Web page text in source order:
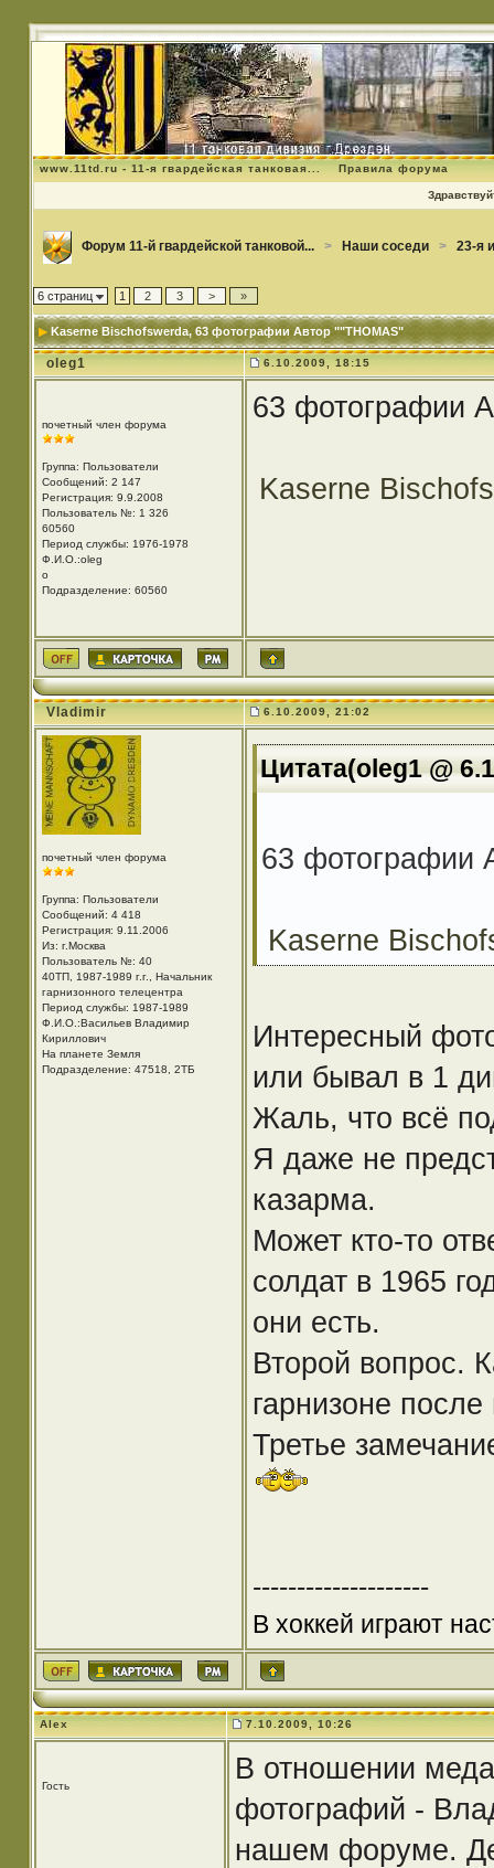
www.11td.ru - 11-я гвардейская танковая... Правила форума
Форум 11-й гвардейской танковой... > Наши соседи > 23-я
6 страниц 1 2 3 > »
Kaserne Bischofswerda, 63 фотографии Автор ""THOMAS"
oleg1 6.10.2009, 18:15
почетный член форума
Группа: Пользователи
Сообщений: 2 147
Регистрация: 9.9.2008
Пользователь №: 1 326
60560
Период службы: 1976-1978
Ф.И.О.:oleg
o
Подразделение: 60560
63 фотографии
Kaserne
Vladimir 6.10.2009, 21:02
почетный член форума
Группа: Пользователи
Сообщений: 4 418
Регистрация: 9.11.2006
Из: г.Москва
Пользователь №: 40
40ТП, 1987-1989 г.г., Начальник
гарнизонного телецентра
Период службы: 1987-1989
Ф.И.О.:Васильев Владимир
Кириллович
На планете Земля
Подразделение: 47518, 2ТБ
Цитата(oleg1 @
63 фотографии
Kaserne
Интересный
или бывал в 1
Жаль, что всё
Я даже не
казарма.
Может кто-то
солдат в 1965
они есть.
Второй вопрос.
гарнизоне
Третье
--------------------
В хоккей играют
Alex 7.10.2009, 10:26
Гость
В отношении
фотографий -
нашем форуме.